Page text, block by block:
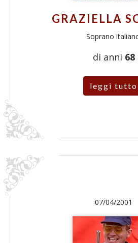
GRAZIELLA
Soprano
di anni 68
leggi tutto
07/04/2001